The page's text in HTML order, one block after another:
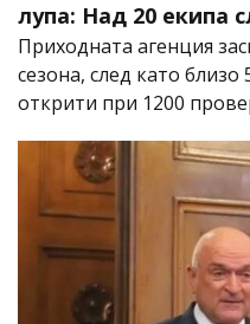
лупа: Над 20 екипа
Приходната агенция
сезона, след като
открити при 1200